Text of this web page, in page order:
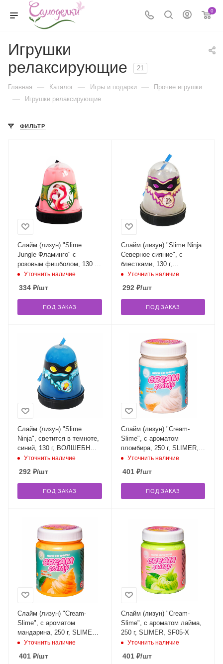
0
Игрушки
релаксирующие
21
Главная — Каталог — Игры и подарки — Прочие игрушки
— Игрушки релаксирующие
ФИЛЬТР
Слайм (лизун) "Slime
Jungle Фламинго" с
розовым фишболом, 130 г,
ВОЛШЕБНЫЙ МИР, S300-
Уточнить наличие
334 ₽/шт
ПОД ЗАКАЗ
Слайм (лизун) "Slime Ninja
Северное сияние", с
блестками, 130 г,
ВОЛШЕБНЫЙ МИР, S130-3
Уточнить наличие
292 ₽/шт
ПОД ЗАКАЗ
Слайм (лизун) "Slime
Ninja", светится в темноте,
синий, 130 г, ВОЛШЕБНЫЙ
МИР, S130-20
Уточнить наличие
292 ₽/шт
ПОД ЗАКАЗ
Слайм (лизун) "Cream-
Slime", с ароматом
пломбира, 250 г, SLIMER,
SF02-I
Уточнить наличие
401₽/шт
ПОД ЗАКАЗ
Слайм (лизун) "Cream-
Slime", с ароматом
мандарина, 250 г, SLIMER,
SF02-K
Уточнить наличие
401 ₽/шт
Слайм (лизун) "Cream-
Slime", с ароматом лайма,
250 г, SLIMER, SF05-X
Уточнить наличие
401₽/шт